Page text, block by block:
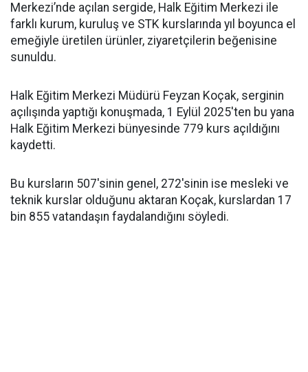
Merkezi’nde açılan sergide, Halk Eğitim Merkezi ile
farklı kurum, kuruluş ve STK kurslarında yıl boyunca el
emeğiyle üretilen ürünler, ziyaretçilerin beğenisine
sunuldu.
Halk Eğitim Merkezi Müdürü Feyzan Koçak, serginin
açılışında yaptığı konuşmada, 1 Eylül 2025'ten bu yana
Halk Eğitim Merkezi bünyesinde 779 kurs açıldığını
kaydetti.
Bu kursların 507'sinin genel, 272'sinin ise mesleki ve
teknik kurslar olduğunu aktaran Koçak, kurslardan 17
bin 855 vatandaşın faydalandığını söyledi.